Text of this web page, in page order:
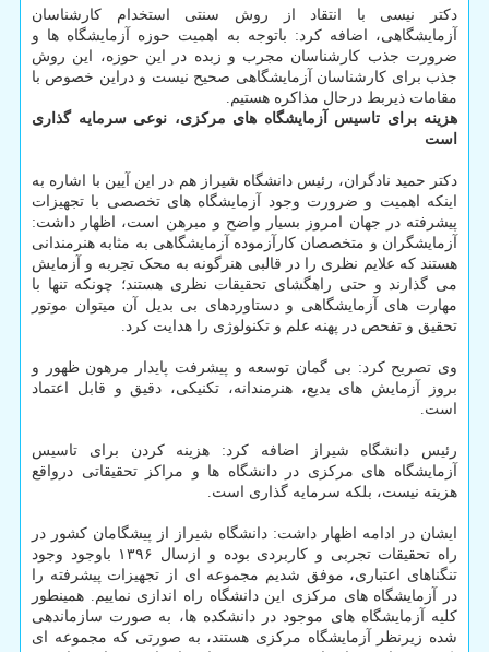
دکتر نیسی با انتقاد از روش سنتی استخدام کارشناسان
آزمایشگاهی، اضافه کرد: باتوجه به اهمیت حوزه آزمایشگاه ها و
ضرورت جذب کارشناسان مجرب و زبده در این حوزه، این روش
جذب برای کارشناسان آزمایشگاهی صحیح نیست و دراین خصوص با
مقامات ذیربط درحال مذاکره هستیم.
هزینه برای تاسیس آزمایشگاه های مرکزی، نوعی سرمایه گذاری
است
دکتر حمید نادگران، رئیس دانشگاه شیراز هم در این آیین با اشاره به
اینکه اهمیت و ضرورت وجود آزمایشگاه های تخصصی با تجهیزات
پیشرفته در جهان امروز بسیار واضح و مبرهن است، اظهار داشت:
آزمایشگران و متخصصان کارآزموده آزمایشگاهی به مثابه هنرمندانی
هستند که علایم نظری را در قالبی هنرگونه به محک تجربه و آزمایش
می گذارند و حتی راهگشای تحقیقات نظری هستند؛ چونکه تنها با
مهارت های آزمایشگاهی و دستاوردهای بی بدیل آن میتوان موتور
تحقیق و تفحص در پهنه علم و تکنولوژی را هدایت کرد.
وی تصریح کرد: بی گمان توسعه و پیشرفت پایدار مرهون ظهور و
بروز آزمایش های بدیع، هنرمندانه، تکنیکی، دقیق و قابل اعتماد
است.
رئیس دانشگاه شیراز اضافه کرد: هزینه کردن برای تاسیس
آزمایشگاه های مرکزی در دانشگاه ها و مراکز تحقیقاتی درواقع
هزینه نیست، بلکه سرمایه گذاری است.
ایشان در ادامه اظهار داشت: دانشگاه شیراز از پیشگامان کشور در
راه تحقیقات تجربی و کاربردی بوده و ازسال ۱۳۹۶ باوجود وجود
تنگناهای اعتباری، موفق شدیم مجموعه ای از تجهیزات پیشرفته را
در آزمایشگاه های مرکزی این دانشگاه راه اندازی نماییم. همینطور
کلیه آزمایشگاه های موجود در دانشکده ها، به صورت سازماندهی
شده زیرنظر آزمایشگاه مرکزی هستند، به صورتی که مجموعه ای